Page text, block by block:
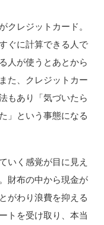
クレジットカード。
ぐに計算できる人で
人が使うとあとから
た、クレジットカー
もあり「気づいたら
」という事態になる
いく感覚が目に見え
財布の中から現金が
がわり浪費を抑える
トを受け取り、本当